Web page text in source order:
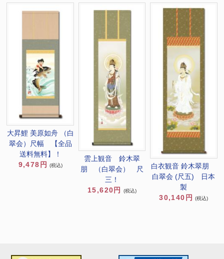
大昇鯉 美原如舟 （白
翠会）尺幅 【全品
送料無料】！
9,478円
(税込)
雲上観音 鈴木翠
朋 （白翠会） 尺
三！
15,620円
(税込)
白衣観音 鈴木翠朋
白翠会 (尺五) 日本
製
30,140円
(税込)